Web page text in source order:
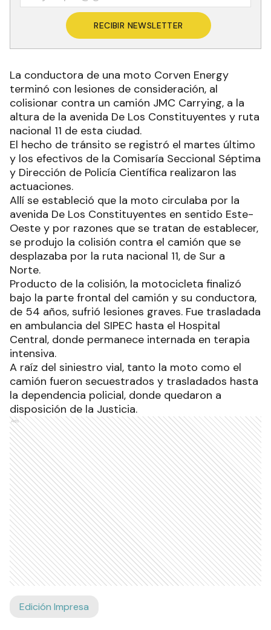
RECIBIR NEWSLETTER
La conductora de una moto Corven Energy
terminó con lesiones de consideración, al
colisionar contra un camión JMC Carrying, a la
altura de la avenida De Los Constituyentes y ruta
nacional 11 de esta ciudad.
El hecho de tránsito se registró el martes último
y los efectivos de la Comisaría Seccional Séptima
y Dirección de Policía Científica realizaron las
actuaciones.
Allí se estableció que la moto circulaba por la
avenida De Los Constituyentes en sentido Este-
Oeste y por razones que se tratan de establecer,
se produjo la colisión contra el camión que se
desplazaba por la ruta nacional 11, de Sur a
Norte.
Producto de la colisión, la motocicleta finalizó
bajo la parte frontal del camión y su conductora,
de 54 años, sufrió lesiones graves. Fue trasladada
en ambulancia del SIPEC hasta el Hospital
Central, donde permanece internada en terapia
intensiva.
A raíz del siniestro vial, tanto la moto como el
camión fueron secuestrados y trasladados hasta
la dependencia policial, donde quedaron a
disposición de la Justicia.
Ads
Edición Impresa